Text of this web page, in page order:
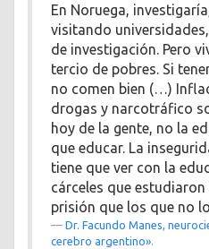
En Noruega,
visitando
de investigación. Pero
tercio de pobres. Si
no comen bien (…)
drogas y narcotráfico
hoy de la gente, no la
que educar. La
tiene que ver con la
cárceles que
prisión que los que no
Dr. Facundo Manes,
cerebro argentino».